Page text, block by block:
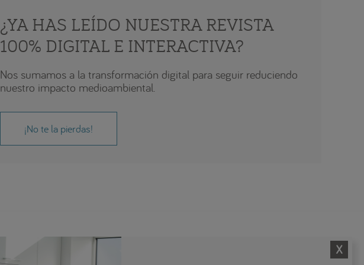
¿YA HAS LEÍDO NUESTRA REVISTA
100% DIGITAL E INTERACTIVA?
Nos sumamos a la transformación digital para seguir reduciendo
nuestro impacto medioambiental.
¡No te la pierdas!